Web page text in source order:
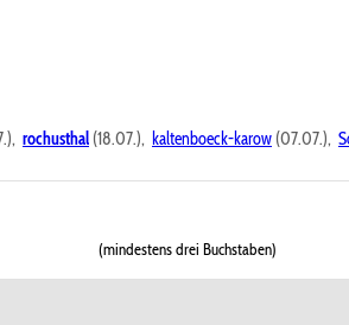
rochusthal (18.07.), kaltenboeck-karow (07.07.),
(mindestens drei Buchstaben)